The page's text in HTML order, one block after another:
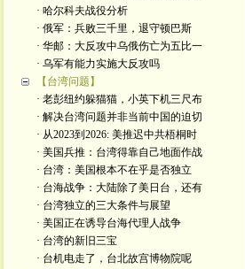
· 哈尔科夫战役分析
· 俄军：兵败三千里，退守顿巴斯
· 华邮：大反攻中乌俄伤亡为五比一
· 乌军有能力实施大反攻吗
【台湾问题】
· 老彭纽约躲猫猫，小英下机三尺布
· 解决台湾问题并非当前中国的迫切
· 从2023到2026: 美推迟中共梧桐时
· 美国兵推：台湾得靠自己地面作战
· 台湾：美国根本不在乎是否独立
· 台海战争：大陆除了美日台，还有
· 台湾独立的三大条件与展望
· 美国正在诱导台海代理人战争
· 台湾的新旧三宝
· 台机电走了，台北故宫博物院呢